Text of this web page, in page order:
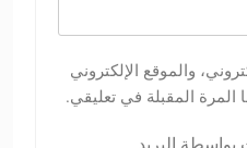
والموقع الإلكتروني
المقبلة في تعليقي.